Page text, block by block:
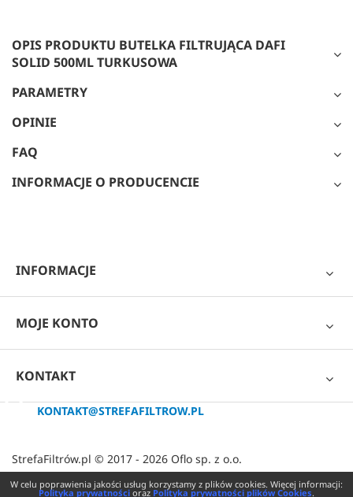
OPIS PRODUKTU BUTELKA FILTRUJĄCA DAFI
SOLID 500ML TURKUSOWA
PARAMETRY
OPINIE
FAQ
INFORMACJE O PRODUCENCIE
INFORMACJE
MOJE KONTO
KONTAKT
KONTAKT@STREFAFILTROW.PL
StrefaFiltrów.pl © 2017 - 2026 Oflo sp. z o.o.
W celu poprawienia jakości usług korzystamy z plików cookies. Więcej informacji:
Polityka prywatności oraz Polityka prywatności plików Cookies.